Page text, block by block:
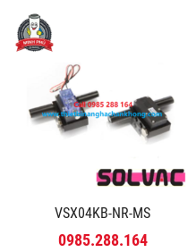
VSX04KB-NR-MS
0985.288.164